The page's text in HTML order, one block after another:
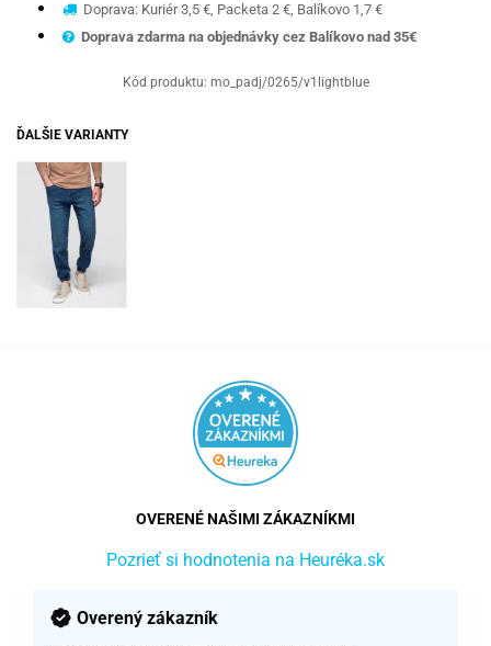
Doprava: Kuriér 3,5 €, Packeta 2 €, Balíkovo 1,7 €
Doprava zdarma na objednávky cez Balíkovo nad 35€
Kód produktu: mo_padj/0265/v1lightblue
ĎALŠIE VARIANTY
OVERENÉ NAŠIMI ZÁKAZNÍKMI
Pozrieť si hodnotenia na Heuréka.sk
Overený zákazník